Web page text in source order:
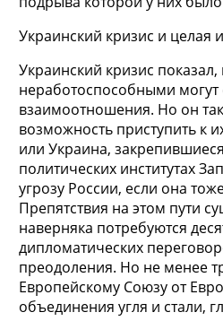
Украинский кризис и целая
Украинский кризис показал,
неработоспособными могут
взаимоотношения. Но он
возможность приступить к
или Украина,
политических институтах
угрозу России, если она
Препятствия на этом пути
наверняка потребуются
дипломатических
преодоления. Но не менее
Европейскому Союзу от
объединения угля и стали,